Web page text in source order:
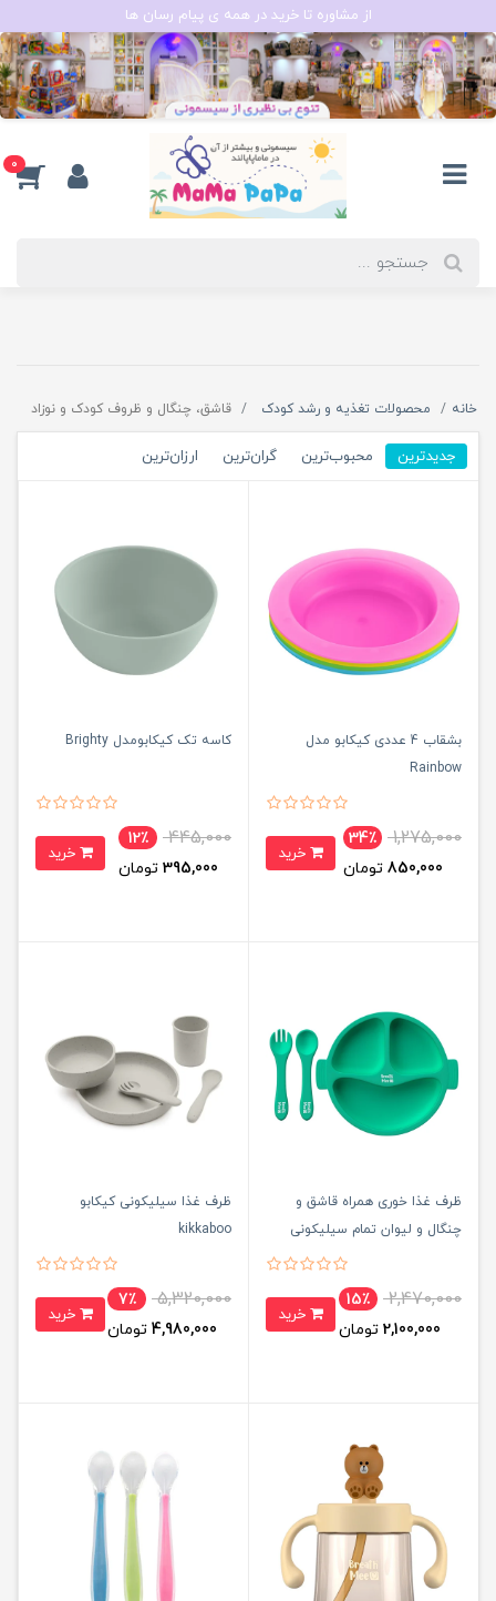
از مشاوره تا خرید در همه ی پیام رسان ها
0
خانه محصولات تغذیه و رشد کودک قاشق، چنگال و ظروف کودک و نوزاد
جدیدترین محبوب‌ترین گران‌ترین ارزان‌ترین
بشقاب 4 عددی کیکابو مدل
Rainbow
1,275,000
34٪
850,000 تومان
کاسه تک کیکابومدل Brighty
445,000
12٪
395,000 تومان
ظرف غذا خوری همراه قاشق و
چنگال و لیوان تمام سیلیکونی
2,470,000
15٪
2,100,000 تومان
ظرف غذا سیلیکونی کیکابو
kikkaboo
5,320,000
7٪
4,980,000 تومان